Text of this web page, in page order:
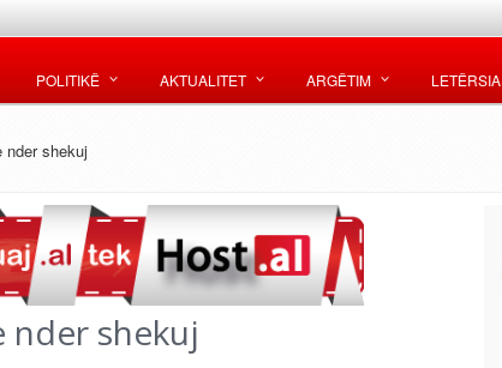
POLITIKË AKTUALITET ARGËTIM LETËRSIA
nder shekuj
nder shekuj